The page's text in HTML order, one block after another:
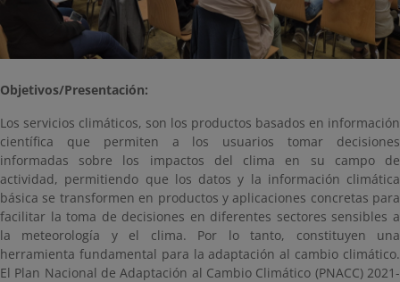
Objetivos/Presentación:
Los servicios climáticos, son los productos basados en información
científica que permiten a los usuarios tomar decisiones
informadas sobre los impactos del clima en su campo de
actividad, permitiendo que los datos y la información climática
básica se transformen en productos y aplicaciones concretas para
facilitar la toma de decisiones en diferentes sectores sensibles a
la meteorología y el clima. Por lo tanto, constituyen una
herramienta fundamental para la adaptación al cambio climático.
El Plan Nacional de Adaptación al Cambio Climático (PNACC) 2021-